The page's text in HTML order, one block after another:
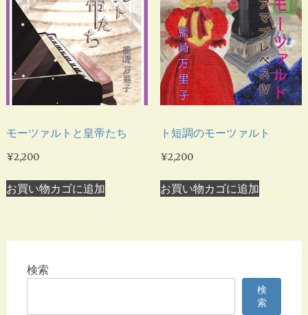
モーツァルトと皇帝たち
¥2,200
お買い物カゴに追加
ト短調のモーツァルト
¥2,200
お買い物カゴに追加
検索
検
索